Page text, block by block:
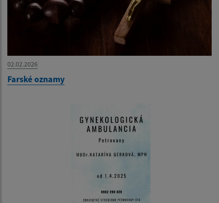
02.02.2026
Farské oznamy